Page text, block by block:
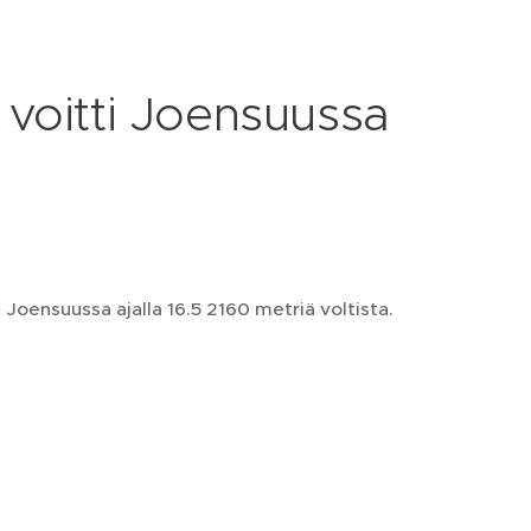
Joensuussa
ajalla 16.5 2160 metriä voltista.
22 750 €
17,3 171 450 €